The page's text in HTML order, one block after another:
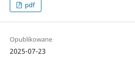
pdf
Opublikowane
2025-07-23